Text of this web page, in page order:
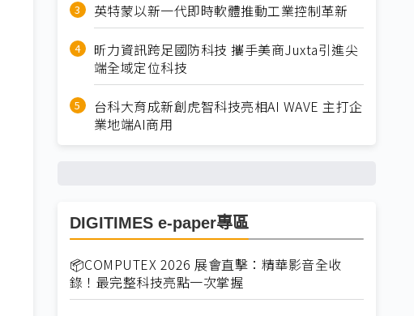
英特蒙以新一代即時軟體推動工業控制革新
昕力資訊跨足國防科技 攜手美商Juxta引進尖
端全域定位科技
台科大育成新創虎智科技亮相AI WAVE 主打企
業地端AI商用
DIGITIMES e-paper專區
📦COMPUTEX 2026 展會直擊：精華影音全收
錄！最完整科技亮點一次掌握